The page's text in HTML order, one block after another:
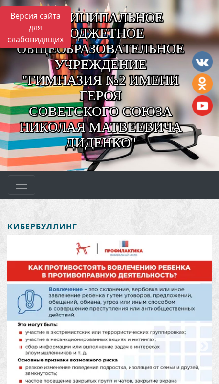
Версия сайта
для
слабовидящих
МУНИЦИПАЛЬНОЕ
БЮДЖЕТНОЕ
ОБЩЕОБРАЗОВАТЕЛЬНОЕ
УЧРЕЖДЕНИЕ
"ГИМНАЗИЯ №2 ИМЕНИ
ГЕРОЯ
СОВЕТСКОГО СОЮЗА
НИКОЛАЯ МАТВЕЕВИЧА
ДИДЕНКО"
КИБЕРБУЛЛИНГ